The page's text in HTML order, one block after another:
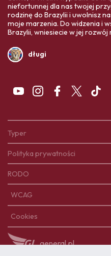
niefortunnej dla nas twojej
rodzinę do Brazylii i uwolnisz
moje marzenia. Do widzenia i
Brazylii, wniesiecie w jej
długi
Typer
Polityka prywatności
RODO
WCAG
Cookies
general.pl